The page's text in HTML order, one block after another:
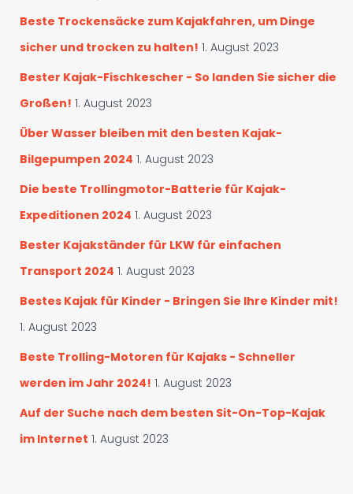
Beste Trockensäcke zum Kajakfahren, um Dinge
sicher und trocken zu halten! 1. August 2023
Bester Kajak-Fischkescher - So landen Sie sicher die
Großen! 1. August 2023
Über Wasser bleiben mit den besten Kajak-
Bilgepumpen 2024 1. August 2023
Die beste Trollingmotor-Batterie für Kajak-
Expeditionen 2024 1. August 2023
Bester Kajakständer für LKW für einfachen
Transport 2024 1. August 2023
Bestes Kajak für Kinder - Bringen Sie Ihre Kinder mit!
1. August 2023
Beste Trolling-Motoren für Kajaks - Schneller
werden im Jahr 2024! 1. August 2023
Auf der Suche nach dem besten Sit-On-Top-Kajak
im Internet 1. August 2023